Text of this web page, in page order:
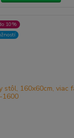
10%